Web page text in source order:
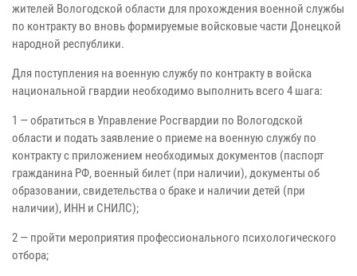
жителей Вологодской области для прохождения военной службы
по контракту во вновь формируемые войсковые части Донецкой
народной республики.
Для поступления на военную службу по контракту в войска
национальной гвардии необходимо выполнить всего 4 шага:
1 — обратиться в Управление Росгвардии по Вологодской
области и подать заявление о приеме на военную службу по
контракту с приложением необходимых документов (паспорт
гражданина РФ, военный билет (при наличии), документы об
образовании, свидетельства о браке и наличии детей (при
наличии), ИНН и СНИЛС);
2 — пройти мероприятия профессионального психологического
отбора;